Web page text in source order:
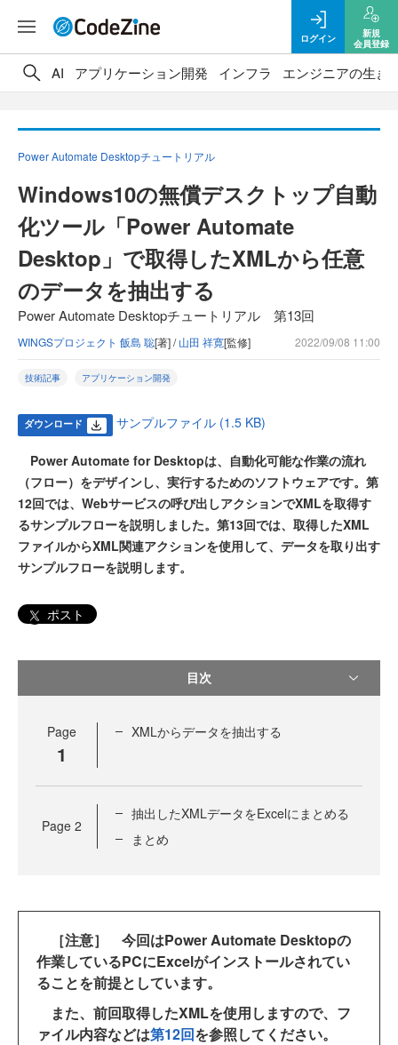
ログイン
新規
会員登録
AI アプリケーション開発 インフラ エンジニアの生き
Power Automate Desktopチュートリアル
Windows10の無償デスクトップ自動
化ツール「Power Automate
Desktop」で取得したXMLから任意
のデータを抽出する
Power Automate Desktopチュートリアル 第13回
WINGSプロジェクト 飯島 聡[著] /山田 祥寛[監修] 2022/09/08 11:00
技術記事 アプリケーション開発
ダウンロード サンプルファイル (1.5 KB)
Power Automate for Desktopは、自動化可能な作業の流れ
（フロー）をデザインし、実行するためのソフトウェアです。第
12回では、Webサービスの呼び出しアクションでXMLを取得す
るサンプルフローを説明しました。第13回では、取得したXML
ファイルからXML関連アクションを使用して、データを取り出す
サンプルフローを説明します。
ポスト
目次
Page
1
XMLからデータを抽出する
Page 2
抽出したXMLデータをExcelにまとめる
まとめ
［注意］
今回はPower Automate Desktopの
作業しているPCにExcelがインストールされてい
ることを前提としています。
また、前回取得したXMLを使用しますので、フ
ァイル内容などは第12回を参照してください。